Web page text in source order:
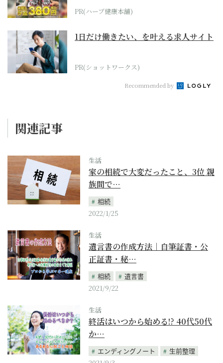
PR(ハーブ健康本舗)
1日だけ働きたい、を叶える求人サイト
PR(ショットワークス)
Recommended by
関連記事
生活
家の相続で大変だったこと、3位 親
族間で…
相続
2022/1/25
生活
遺言書の作成方法｜自筆証書・公
正証書・秘…
相続
遺言書
2021/9/22
生活
終活はいつから始める!? 40代50代
か…
エンディングノート
生前整理